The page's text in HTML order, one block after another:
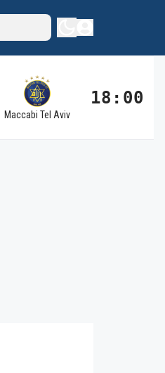
Maccabi Tel Aviv
18:00